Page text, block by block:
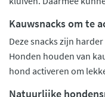
Kauwsnacks om te
Deze snacks zijn
Honden houden van
hond activeren om
Natuurlijke